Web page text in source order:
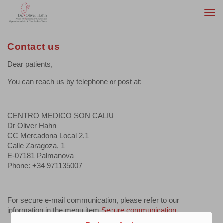
Contact us
Dear patients,
You can reach us by telephone or post at:
CENTRO MÉDICO SON CALIU
Dr Oliver Hahn
CC Mercadona Local 2.1
Calle Zaragoza, 1
E-07181 Palmanova
Phone: +34 971135007
For secure e-mail communication, please refer to our
information in the menu itemSecure communication.